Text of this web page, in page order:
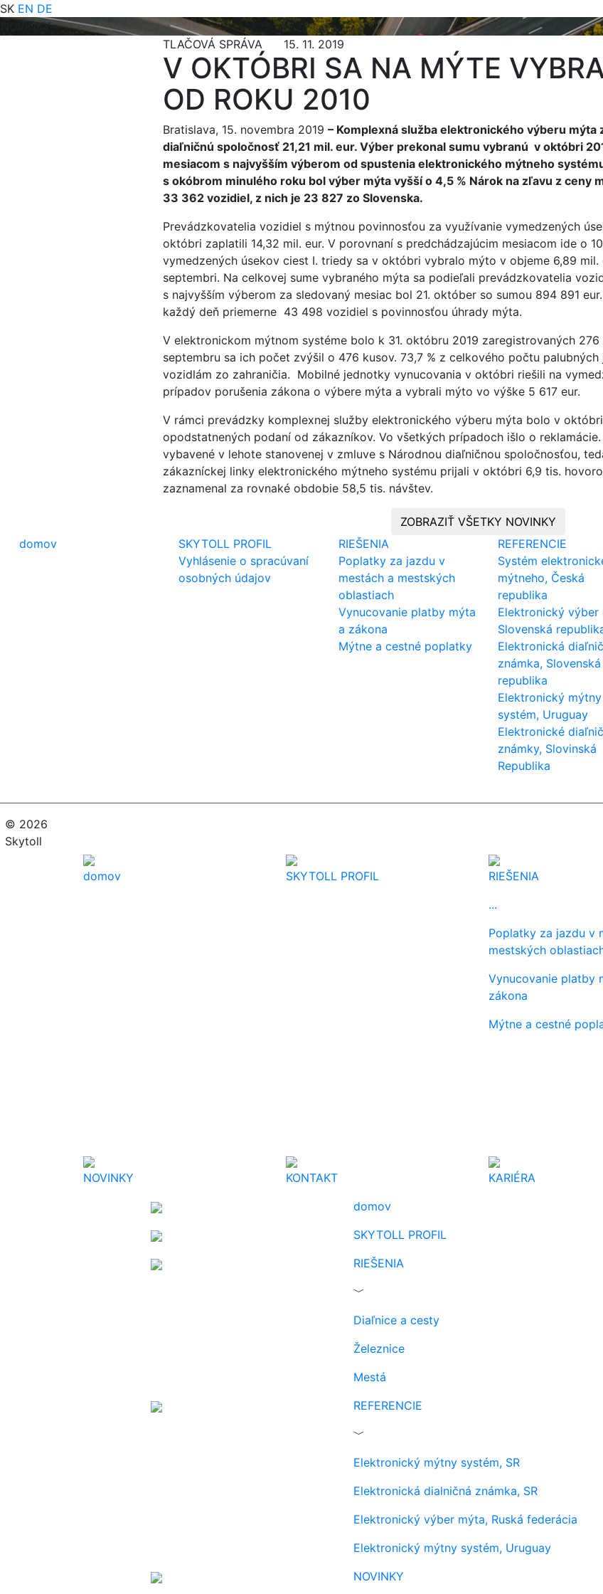
SK EN DE
NOVINKY
TLAČOVÁ SPRÁVA 15. 11. 2019
V OKTÓBRI SA NA MÝTE
OD ROKU 2010
Bratislava, 15. novembra 2019 – Komplexná služba elektronického výberu
diaľničnú spoločnosť 21,21 mil. eur. Výber prekonal sumu vybranú v októbri
mesiacom s najvyšším výberom od spustenia elektronického mýtneho
s okóbrom minulého roku bol výber mýta vyšší o 4,5 % Nárok na zľavu z ceny
33 362 vozidiel, z nich je 23 827 zo Slovenska.
Prevádzkovatelia vozidiel s mýtnou povinnosťou za využívanie vymedzených
októbri zaplatili 14,32 mil. eur. V porovnaní s predchádzajúcim mesiacom ide o
vymedzených úsekov ciest I. triedy sa v októbri vybralo mýto v objeme 6,89 mil.
septembri. Na celkovej sume vybraného mýta sa podieľali prevádzkovatelia
s najvyšším výberom za sledovaný mesiac bol 21. október so sumou 894 891
každý deň priemerne 43 498 vozidiel s povinnosťou úhrady mýta.
V elektronickom mýtnom systéme bolo k 31. októbru 2019 zaregistrovaných
septembru sa ich počet zvýšil o 476 kusov. 73,7 % z celkového počtu
vozidlám zo zahraničia. Mobilné jednotky vynucovania v októbri riešili na
prípadov porušenia zákona o výbere mýta a vybrali mýto vo výške 5 617 eur.
V rámci prevádzky komplexnej služby elektronického výberu mýta bolo v
opodstatnených podaní od zákazníkov. Vo všetkých prípadoch išlo o
vybavené v lehote stanovenej v zmluve s Národnou diaľničnou spoločnosťou,
zákazníckej linky elektronického mýtneho systému prijali v októbri 6,9 tis.
zaznamenal za rovnaké obdobie 58,5 tis. návštev.
ZOBRAZIŤ VŠETKY NOVINKY
domov
SKYTOLL PROFIL
Vyhlásenie o spracúvaní
osobných údajov
RIEŠENIA
Poplatky za jazdu v
mestách a mestských
oblastiach
Vynucovanie platby mýta
a zákona
Mýtne a cestné poplatky
REFERENCIE
Systém
mýtneho, Česká
republika
Elektronický výber
Slovenská
Elektronická
známka, Slovenská
republika
Elektronický mýtny
systém, Uruguay
Elektronické
známky, Slovinská
Republika
© 2026
Skytoll
domov SKYTOLL PROFIL
RIEŠENIA
...
Poplatky za jazdu v
mestských
Vynucovanie platby
zákona
Mýtne a cestné
NOVINKY KONTAKT KARIÉRA
domov
SKYTOLL PROFIL
RIEŠENIA
﹀
Diaľnice a cesty
Železnice
Mestá
REFERENCIE
﹀
Elektronický mýtny systém, SR
Elektronická dialničná známka, SR
Elektronický výber mýta, Ruská federácia
Elektronický mýtny systém, Uruguay
NOVINKY